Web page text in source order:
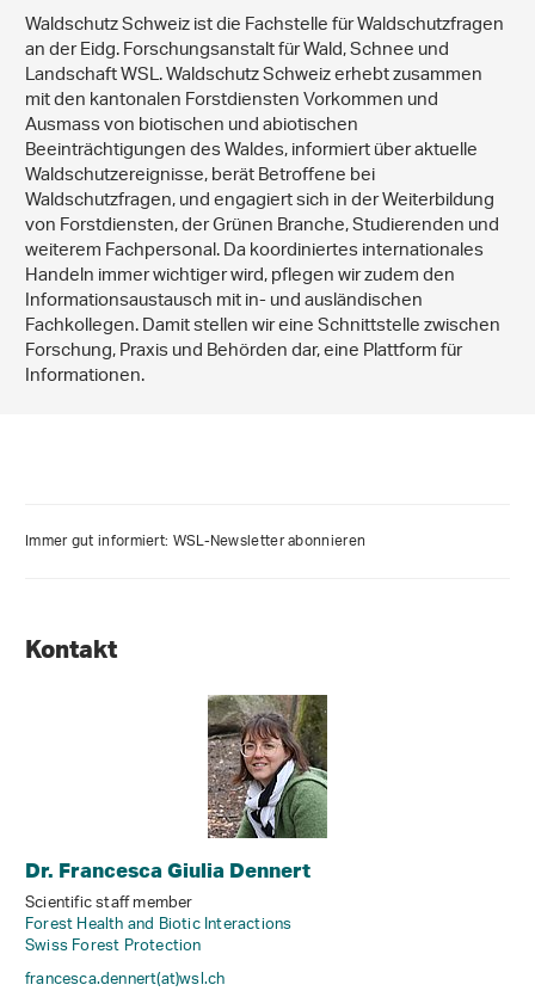
Waldschutz Schweiz ist die Fachstelle für Waldschutzfragen
an der Eidg. Forschungsanstalt für Wald, Schnee und
Landschaft WSL. Waldschutz Schweiz erhebt zusammen
mit den kantonalen Forstdiensten Vorkommen und
Ausmass von biotischen und abiotischen
Beeinträchtigungen des Waldes, informiert über aktuelle
Waldschutzereignisse, berät Betroffene bei
Waldschutzfragen, und engagiert sich in der Weiterbildung
von Forstdiensten, der Grünen Branche, Studierenden und
weiterem Fachpersonal. Da koordiniertes internationales
Handeln immer wichtiger wird, pflegen wir zudem den
Informationsaustausch mit in- und ausländischen
Fachkollegen. Damit stellen wir eine Schnittstelle zwischen
Forschung, Praxis und Behörden dar, eine Plattform für
Informationen.
Immer gut informiert: WSL-Newsletter abonnieren
Kontakt
Dr. Francesca Giulia Dennert
Scientific staff member
Forest Health and Biotic Interactions
Swiss Forest Protection
francesca.dennert(at)wsl.ch